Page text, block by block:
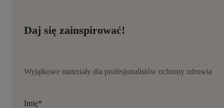
Daj się zainspirować!
Wyjątkowe materiały dla profesjonalistów ochrony zdrowia
Imię*